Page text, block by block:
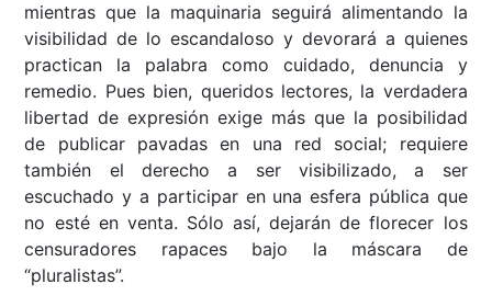
mientras que la maquinaria seguirá alimentando la
visibilidad de lo escandaloso y devorará a quienes
practican la palabra como cuidado, denuncia y
remedio. Pues bien, queridos lectores, la verdadera
libertad de expresión exige más que la posibilidad
de publicar pavadas en una red social; requiere
también el derecho a ser visibilizado, a ser
escuchado y a participar en una esfera pública que
no esté en venta. Sólo así, dejarán de florecer los
censuradores rapaces bajo la máscara de
“pluralistas”.